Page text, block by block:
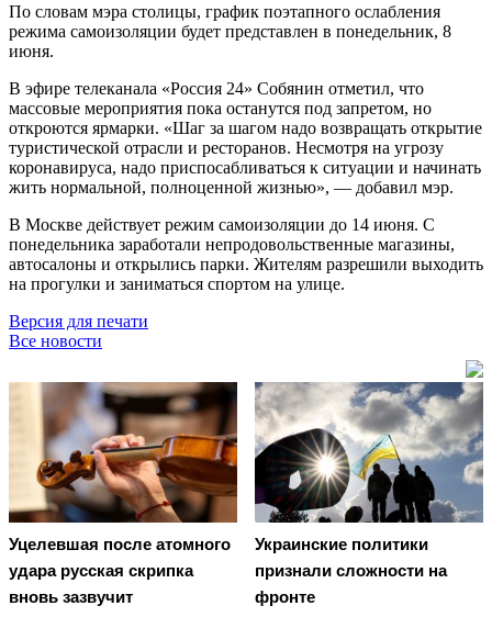
По словам мэра столицы, график поэтапного ослабления
режима самоизоляции будет представлен в понедельник, 8
июня.
В эфире телеканала «Россия 24» Собянин отметил, что
массовые мероприятия пока останутся под запретом, но
откроются ярмарки. «Шаг за шагом надо возвращать открытие
туристической отрасли и ресторанов. Несмотря на угрозу
коронавируса, надо приспосабливаться к ситуации и начинать
жить нормальной, полноценной жизнью», — добавил мэр.
В Москве действует режим самоизоляции до 14 июня. С
понедельника заработали непродовольственные магазины,
автосалоны и открылись парки. Жителям разрешили выходить
на прогулки и заниматься спортом на улице.
Версия для печати
Все новости
Уцелевшая после атомного
удара русская скрипка
вновь зазвучит
Украинские политики
признали сложности на
фронте